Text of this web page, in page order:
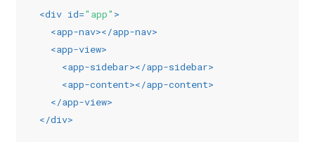
<div id="app" >
<app-nav></app-nav>
<app-view>
<app-sidebar></app-sidebar>
<app-content></app-content>
</app-view>
</div>